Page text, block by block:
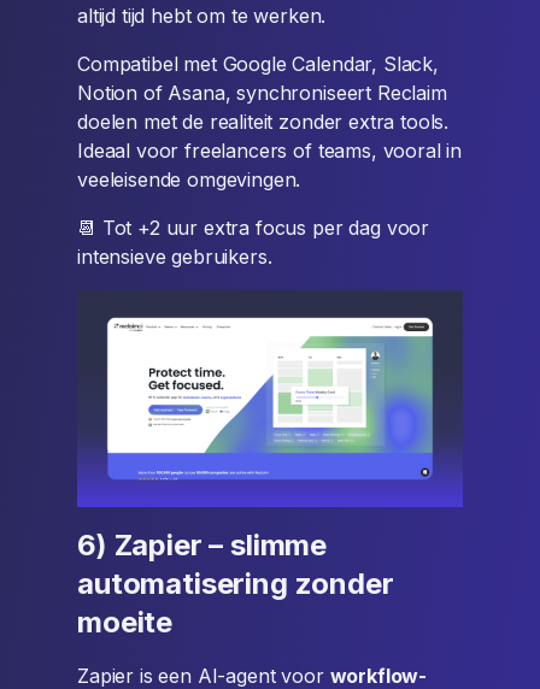
altijd tijd hebt om te werken.
Compatibel met Google Calendar, Slack,
Notion of Asana, synchroniseert Reclaim
doelen met de realiteit zonder extra tools.
Ideaal voor freelancers of teams, vooral in
veeleisende omgevingen.
📆 Tot +2 uur extra focus per dag voor
intensieve gebruikers.
6) Zapier – slimme
automatisering zonder
moeite
Zapier is een AI-agent voor workflow-